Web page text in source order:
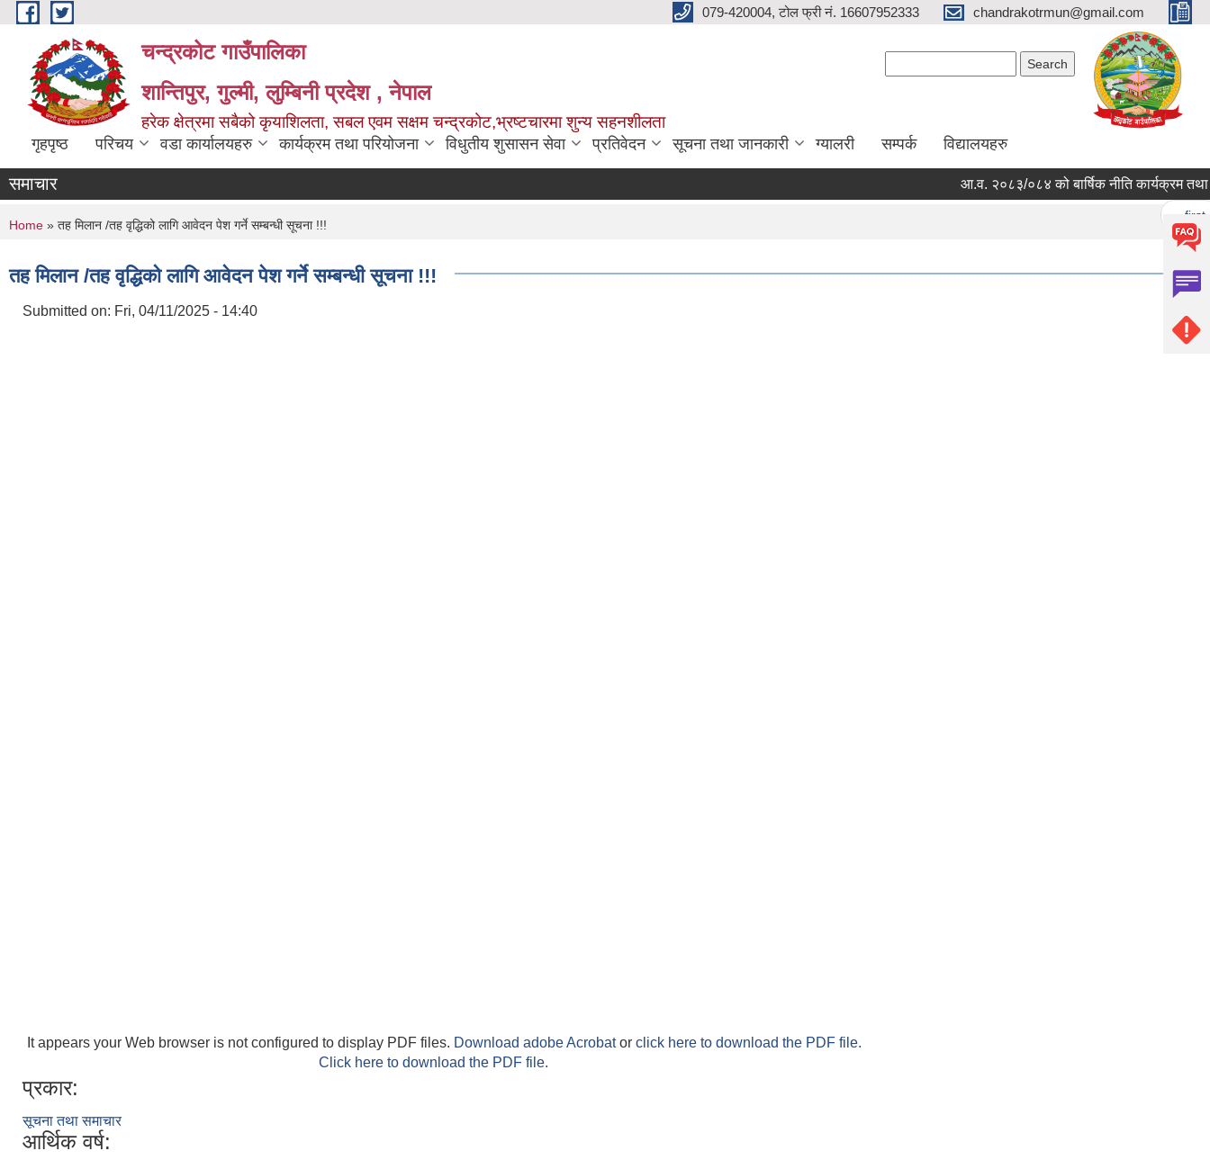
Skip to main content 079-420004, टोल फ्री नं. 16607952333 chandrakotrmun@gmail.com
चन्द्रकोट गाउँपालिका
शान्तिपुर, गुल्मी, लुम्बिनी प्रदेश , नेपाल
हरेक क्षेत्रमा सबैको कृयाशिलता, सबल एवम सक्षम चन्द्रकोट,भ्रष्टचारमा शुन्य सहनशीलता
गृहपृष्ठ परिचय वडा कार्यालयहरु कार्यक्रम तथा परियोजना विधुतीय शुसासन सेवा प्रतिवेदन सूचना तथा जानकारी ग्यालरी सम्पर्क विद्यालयहरु
समाचार आ.व. २०८३/०८४ को बार्षिक नीति कार्यक्रम तथा
You are here
Home » तह मिलान /तह वृद्धिको लागि आवेदन पेश गर्ने सम्बन्धी सूचना !!!
तह मिलान /तह वृद्धिको लागि आवेदन पेश गर्ने सम्बन्धी सूचना !!!
Submitted on: Fri, 04/11/2025 - 14:40
It appears your Web browser is not configured to display PDF files. Download adobe Acrobator click here to download the PDF file.
Click here to download the PDF file.
प्रकार:
सूचना तथा समाचार
आर्थिक वर्ष: